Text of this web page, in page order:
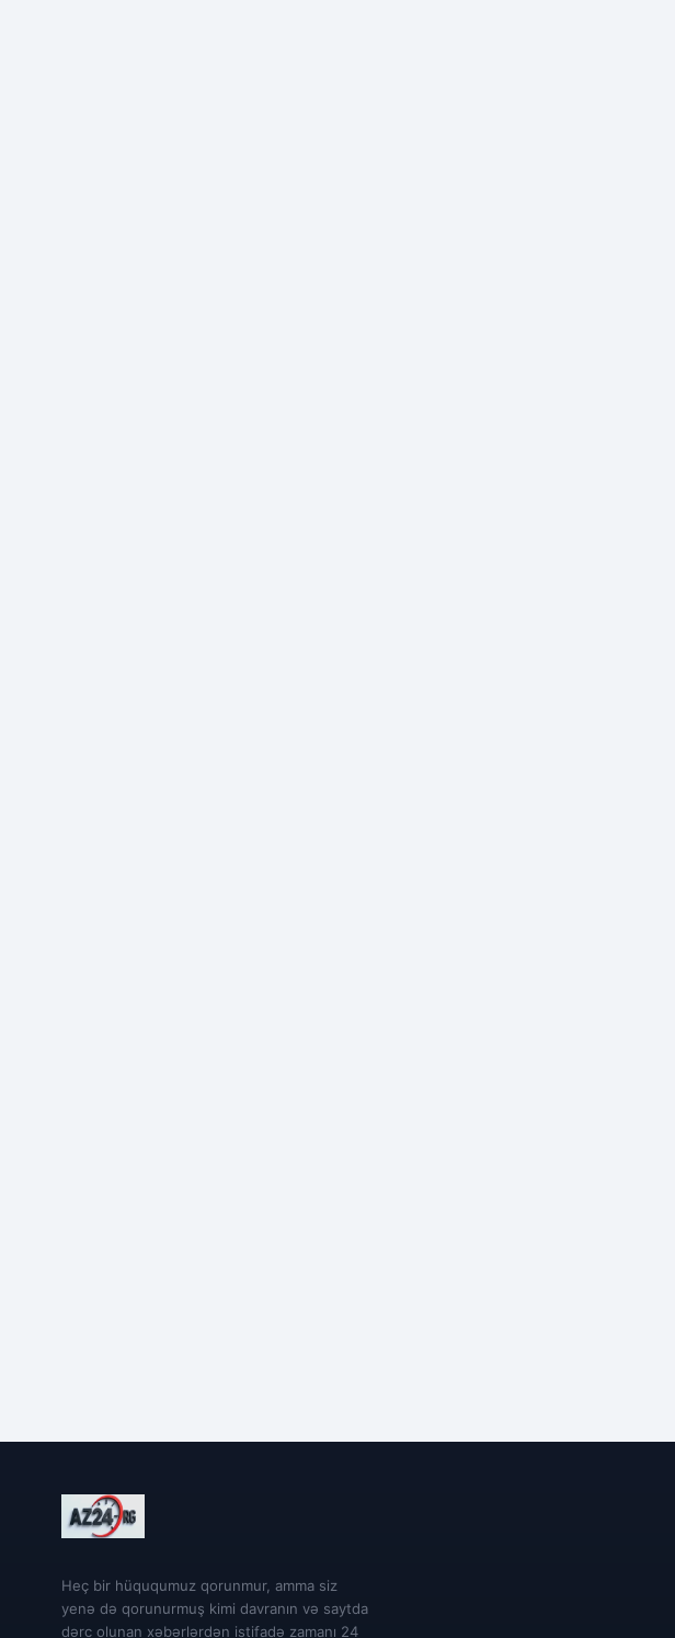
Heç bir hüququmuz qorunmur, amma siz
yenə də qorunurmuş kimi davranın və saytda
dərc olunan xəbərlərdən istifadə zamanı 24